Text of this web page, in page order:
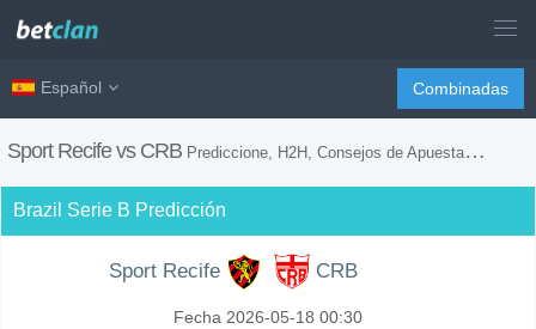
Español Combinadas
Sport Recife vs CRB Prediccione, H2H, Consejos de Apuestas y Previsión del Partido
Brazil Serie B Predicción
Sport Recife CRB
Fecha 2026-05-18 00:30